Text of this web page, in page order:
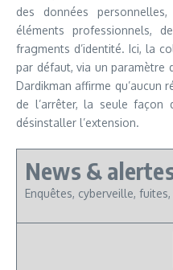
des données
éléments professionnels,
fragments d’identité. Ici, la
par défaut, via un paramètre
Dardikman affirme qu’aucun
de l’arrêter, la seule
désinstaller l’extension.
News &
Enquêtes, cyberveille,